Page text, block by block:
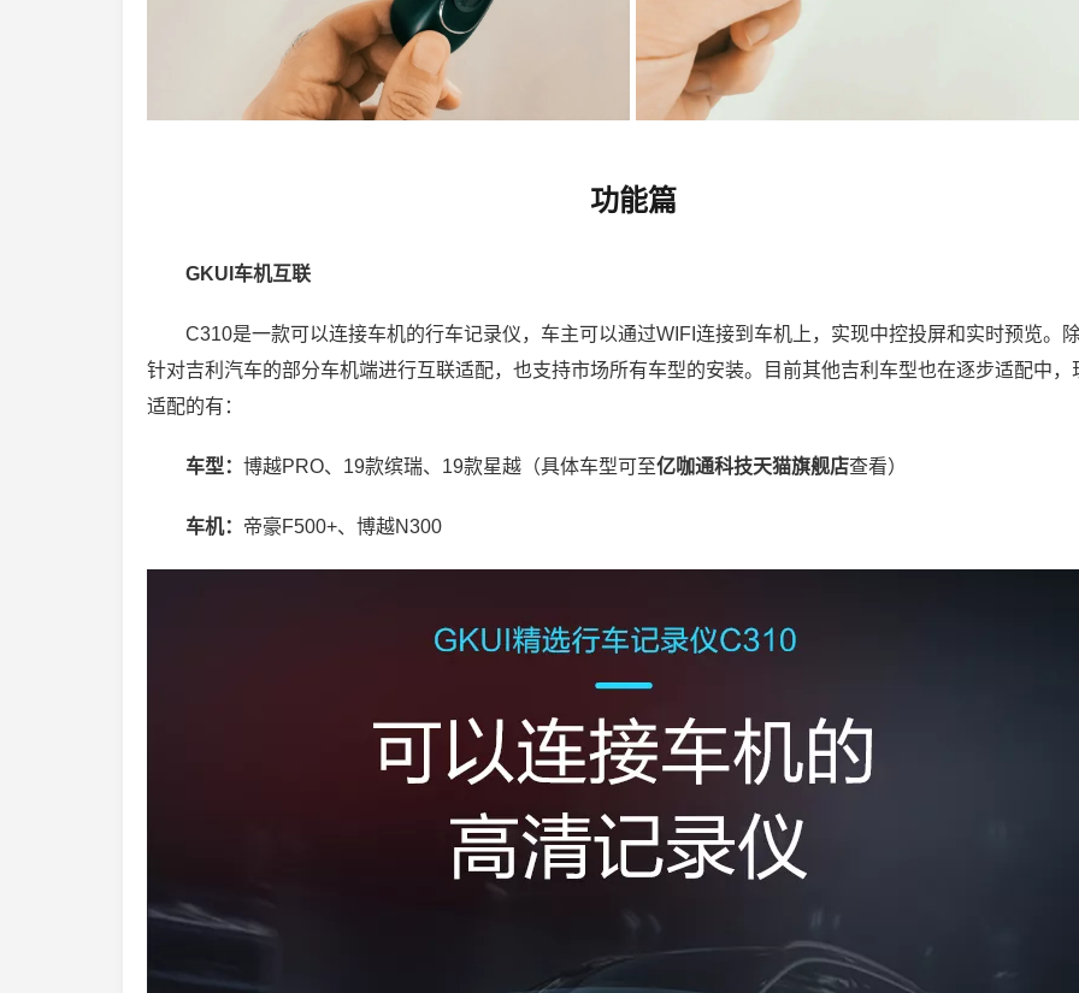
功能篇
GKUI车机互联
C310是一款可以连接车机的行车记录仪，车主可以通过WIFI连接到车机上，实现中控投屏和实时预览。
针对吉利汽车的部分车机端进行互联适配，也支持市场所有车型的安装。目前其他吉利车型也在逐步适配中，
适配的有：
车型： 博越PRO、19款缤瑞、19款星越（具体车型可至亿咖通科技天猫旗舰店查看）
车机： 帝豪F500+、博越N300